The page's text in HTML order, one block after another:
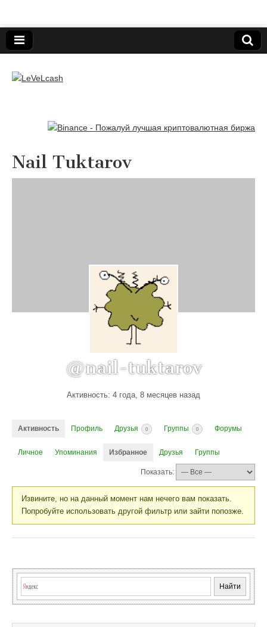
LeVeLcash
Nail Tuktarov
@nail-tuktarov
Активность: 4 года, 8 месяцев назад
Активность Профиль Друзья 0 Группы 0 Форумы
Личное Упоминания Избранное Друзья Группы
Показать:
Извините, но на данный момент нам нечего вам показать.
Попробуйте использовать другой фильтр или зайти попозже.